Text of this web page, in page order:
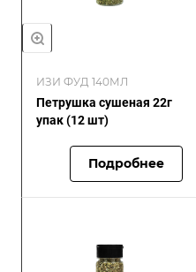
ИЗИ ФУД 140МЛ
Петрушка сушеная 22г
упак (12 шт)
Подробнее